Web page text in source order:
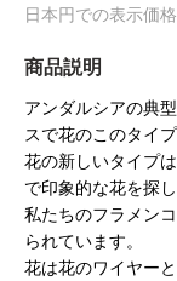
日本円での表示価
商品説明
アンダルシアの典
スで花のこのタイ
花の新しいタイプ
で印象的な花を探
私たちのフラメン
られています。
花は花のワイヤー